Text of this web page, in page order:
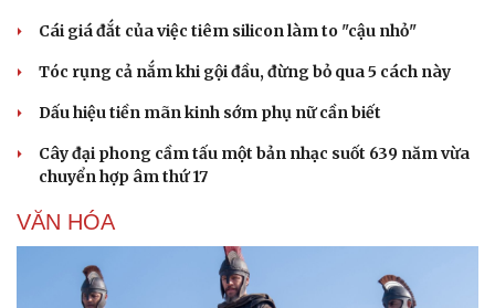
Cái giá đắt của việc tiêm silicon làm to "cậu nhỏ"
Tóc rụng cả nắm khi gội đầu, đừng bỏ qua 5 cách này
Dấu hiệu tiền mãn kinh sớm phụ nữ cần biết
Cây đại phong cầm tấu một bản nhạc suốt 639 năm vừa
chuyển hợp âm thứ 17
VĂN HÓA